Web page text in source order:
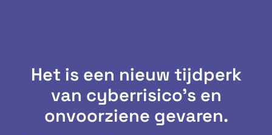
Het is een nieuw tijdperk
van cyberrisico's en
onvoorziene gevaren.